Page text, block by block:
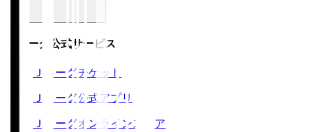
Ｊリーグ公式サービス
Ｊリーグチケット
Ｊリーグ公式アプリ
Ｊリーグオンラインストア